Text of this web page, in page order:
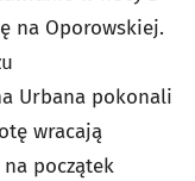
na Oporowskiej.
Urbana pokonali
wracają
początek